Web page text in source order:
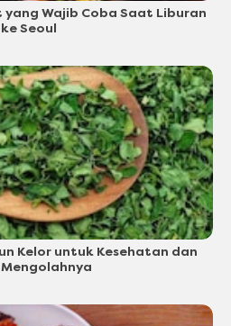
Wajib Coba Saat Liburan
ke Seoul
Kelor untuk Kesehatan dan